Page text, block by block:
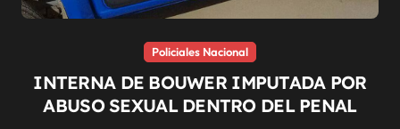
Policiales Nacional
INTERNA DE BOUWER IMPUTADA POR
ABUSO SEXUAL DENTRO DEL PENAL